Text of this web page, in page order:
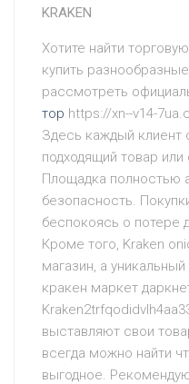
KRAKEN
Хотите найти
купить
рассмотреть
тор https://xn--v14-
Здесь каждый клиент
подходящий товар
Площадка полностью
безопасность.
беспокоясь о потере
Кроме того, Kraken
магазин, а
кракен маркет
выставляют свои
всегда можно найти
выгодное.